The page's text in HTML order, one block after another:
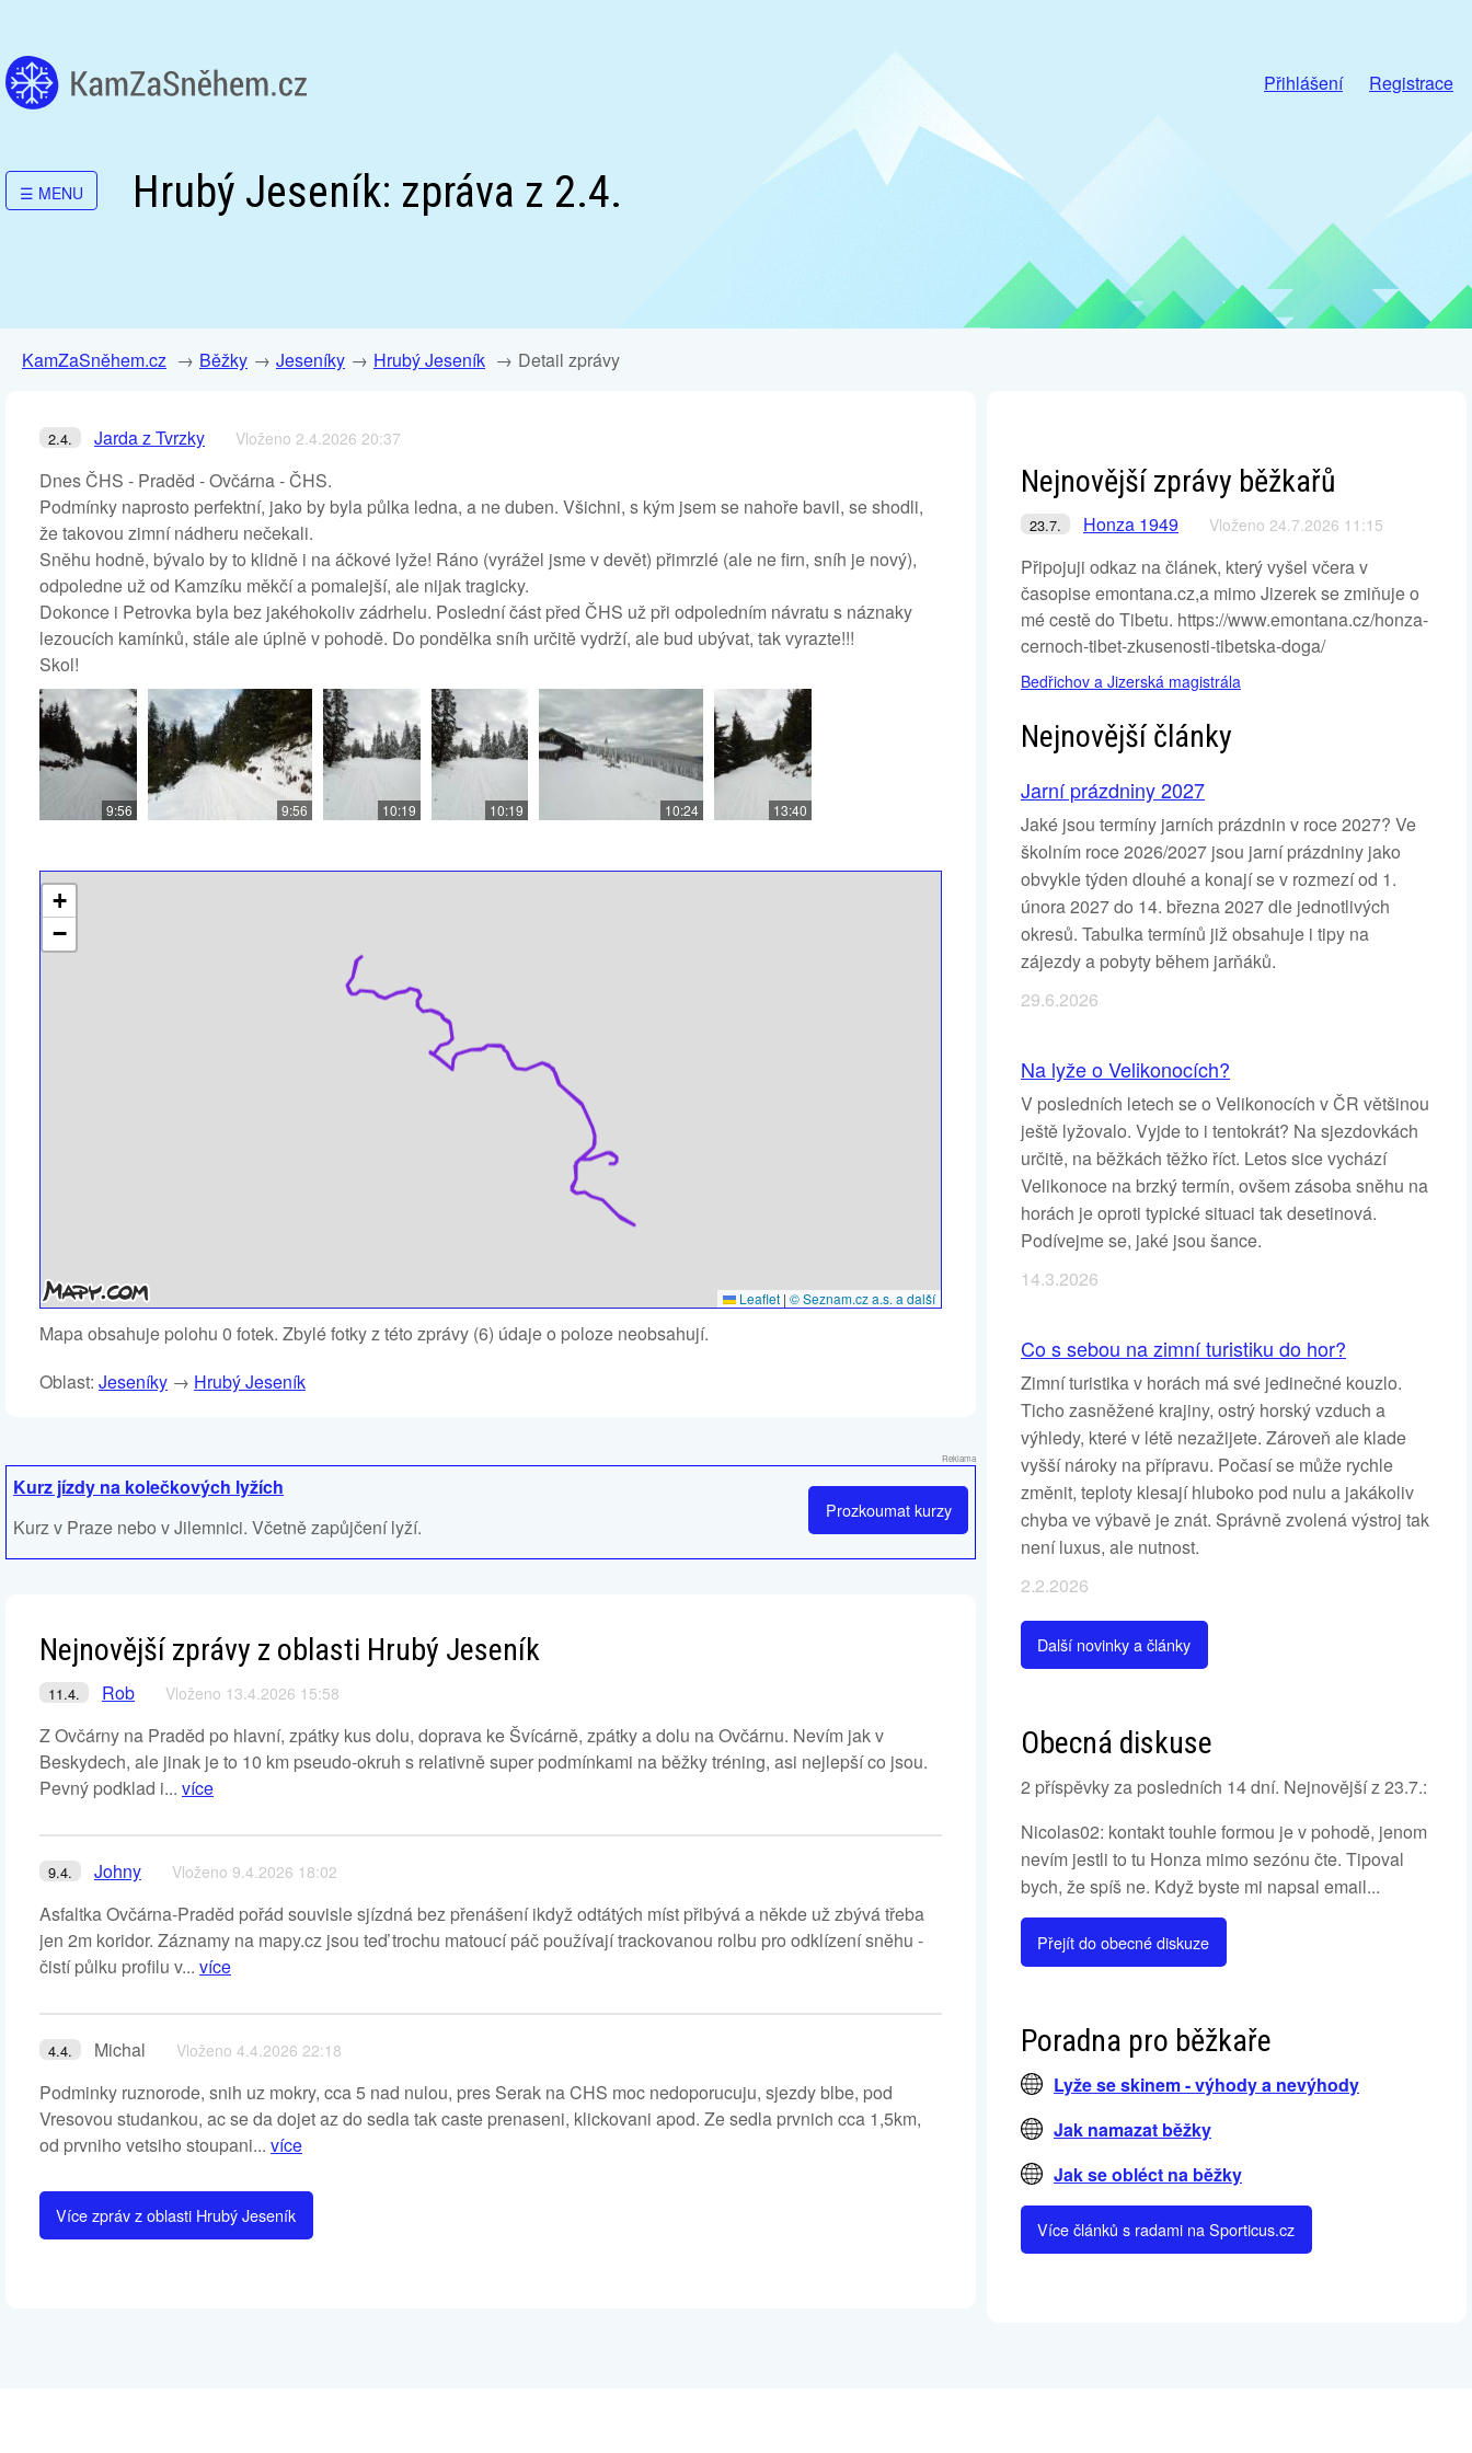
Přihlášení Registrace
☰ MENU Hrubý Jeseník: zpráva z 2.4.
KamZaSněhem.cz Běžky Jeseníky Hrubý Jeseník Detail zprávy
2.4. Jarda z Tvrzky Vloženo 2.4.2026 20:37
Dnes ČHS - Praděd - Ovčárna - ČHS.
Podmínky naprosto perfektní, jako by byla půlka ledna, a ne duben. Všichni, s kým jsem se nahoře bavil, se shodli,
že takovou zimní nádheru nečekali.
Sněhu hodně, bývalo by to klidně i na áčkové lyže! Ráno (vyrážel jsme v devět) přimrzlé (ale ne firn, sníh je nový),
odpoledne už od Kamzíku měkčí a pomalejší, ale nijak tragicky.
Dokonce i Petrovka byla bez jakéhokoliv zádrhelu. Poslední část před ČHS už při odpoledním návratu s náznaky
lezoucích kamínků, stále ale úplně v pohodě. Do pondělka sníh určitě vydrží, ale bud ubývat, tak vyrazte!!!
Skol!
9:56 9:56 10:19 10:19 10:24 13:40
+
−
Leaflet | © Seznam.cz a.s. a další
Mapa obsahuje polohu 0 fotek. Zbylé fotky z této zprávy (6) údaje o poloze neobsahují.
Oblast: Jeseníky → Hrubý Jeseník
Reklama
Prozkoumatkurzy
Kurz jízdy na kolečkových lyžích
Kurz v Praze nebo v Jilemnici. Včetně zapůjčení lyží.
Nejnovější zprávy z oblasti Hrubý Jeseník
11.4. Rob Vloženo 13.4.2026 15:58
Z Ovčárny na Praděd po hlavní, zpátky kus dolu, doprava ke Švícárně, zpátky a dolu na Ovčárnu. Nevím jak v
Beskydech, ale jinak je to 10 km pseudo-okruh s relativně super podmínkami na běžky tréning, asi nejlepší co jsou.
Pevný podklad i... více
9.4. Johny Vloženo 9.4.2026 18:02
Asfaltka Ovčárna-Praděd pořád souvisle sjízdná bez přenášení ikdyž odtátých míst přibývá a někde už zbývá třeba
jen 2m koridor. Záznamy na mapy.cz jsou teď trochu matoucí páč používají trackovanou rolbu pro odklízení sněhu -
čistí půlku profilu v... více
4.4. Michal Vloženo 4.4.2026 22:18
Podminky ruznorode, snih uz mokry, cca 5 nad nulou, pres Serak na CHS moc nedoporucuju, sjezdy blbe, pod
Vresovou studankou, ac se da dojet az do sedla tak caste prenaseni, klickovani apod. Ze sedla prvnich cca 1,5km,
od prvniho vetsiho stoupani... více
Více zpráv z oblasti Hrubý Jeseník
Nejnovější zprávy běžkařů
23.7. Honza 1949 Vloženo 24.7.2026 11:15
Připojuji odkaz na článek, který vyšel včera v
časopise emontana.cz,a mimo Jizerek se zmiňuje o
mé cestě do Tibetu. https://www.emontana.cz/honza-
cernoch-tibet-zkusenosti-tibetska-doga/
Bedřichov a Jizerská magistrála
Nejnovější články
Jarní prázdniny 2027
Jaké jsou termíny jarních prázdnin v roce 2027? Ve
školním roce 2026/2027 jsou jarní prázdniny jako
obvykle týden dlouhé a konají se v rozmezí od 1.
února 2027 do 14. března 2027 dle jednotlivých
okresů. Tabulka termínů již obsahuje i tipy na
zájezdy a pobyty během jarňáků.
29.6.2026
Na lyže o Velikonocích?
V posledních letech se o Velikonocích v ČR většinou
ještě lyžovalo. Vyjde to i tentokrát? Na sjezdovkách
určitě, na běžkách těžko říct. Letos sice vychází
Velikonoce na brzký termín, ovšem zásoba sněhu na
horách je oproti typické situaci tak desetinová.
Podívejme se, jaké jsou šance.
14.3.2026
Co s sebou na zimní turistiku do hor?
Zimní turistika v horách má své jedinečné kouzlo.
Ticho zasněžené krajiny, ostrý horský vzduch a
výhledy, které v létě nezažijete. Zároveň ale klade
vyšší nároky na přípravu. Počasí se může rychle
změnit, teploty klesají hluboko pod nulu a jakákoliv
chyba ve výbavě je znát. Správně zvolená výstroj tak
není luxus, ale nutnost.
2.2.2026
Další novinky a články
Obecná diskuse
2 příspěvky za posledních 14 dní. Nejnovější z 23.7.:
Nicolas02: kontakt touhle formou je v pohodě, jenom
nevím jestli to tu Honza mimo sezónu čte. Tipoval
bych, že spíš ne. Když byste mi napsal email...
Přejít do obecné diskuze
Poradna pro běžkaře
Lyže se skinem - výhody a nevýhody
Jak namazat běžky
Jak se obléct na běžky
Více článků s radami na Sporticus.cz